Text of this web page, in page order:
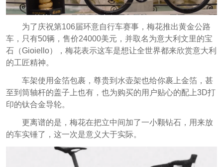
为了庆祝第106届环意自行车赛事，梅花推出黄金公路
车，只有50辆，售价24000美元，并取名为意大利文里的宝
石（Gioiello），梅花表示这车是想让全世界都来欣赏意大利
的工匠精神。
车架使用金箔包裹，尊贵到水壶架也给你裹上金箔，甚
至到筒轴杆的盖子上也有，也为购买的用户贴心的配上3D打
印的钛合金导轮。
更离谱的是，梅花在把立中间加了一小颗钻石，用来放
的车实锤了，这一次是意义大于实际。